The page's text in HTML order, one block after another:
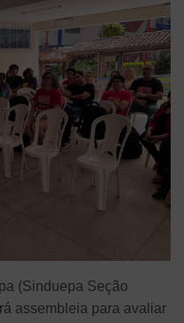
(Sinduepa Seção
assembleia para avaliar